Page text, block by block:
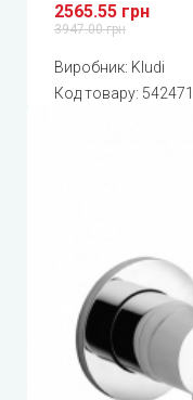
2565.55 грн
3947.00 грн
Виробник: Kludi
Код товару: 542471